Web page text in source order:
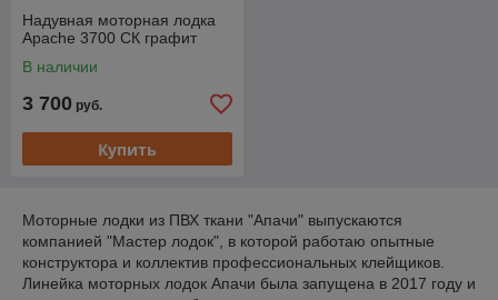
Надувная моторная лодка
Apache 3700 СК графит
В наличии
3 700 руб.
Купить
Моторные лодки из ПВХ ткани "Апачи" выпускаются
компанией "Мастер лодок", в которой работаю опытные
конструктора и коллектив профессиональных клейщиков.
Линейка моторных лодок Апачи была запущена в 2017 году и